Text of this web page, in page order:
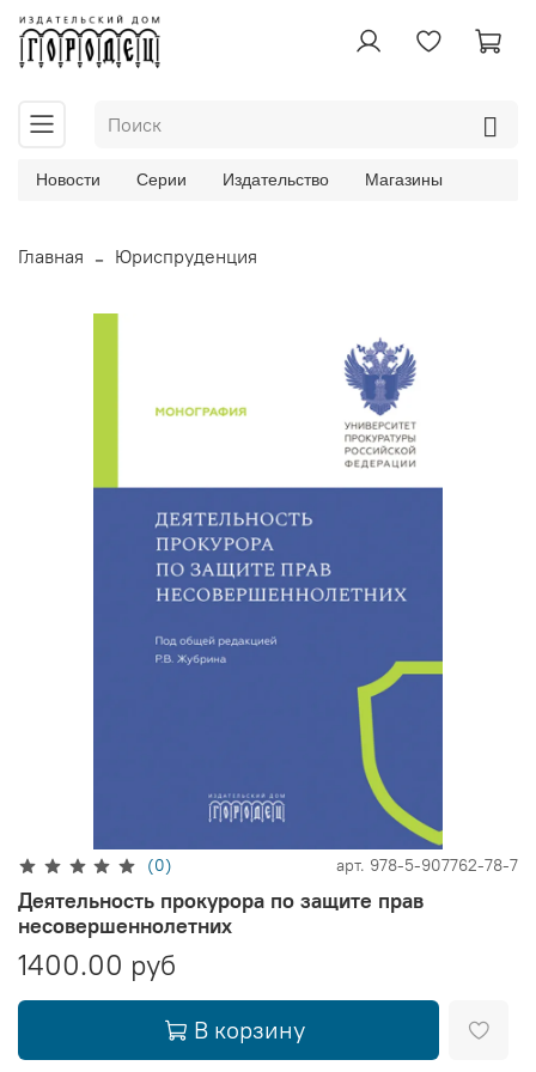
Новости Серии Издательство Магазины
Главная Юриспруденция
(0) арт. 978-5-907762-78-7
Деятельность прокурора по защите прав
несовершеннолетних
1400.00 руб
В корзину